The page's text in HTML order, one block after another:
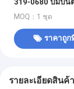
319-0680 ปั๊มปั่น
MOQ：1 ชุด
ราคาถูก
รายละเอียดสินค้า